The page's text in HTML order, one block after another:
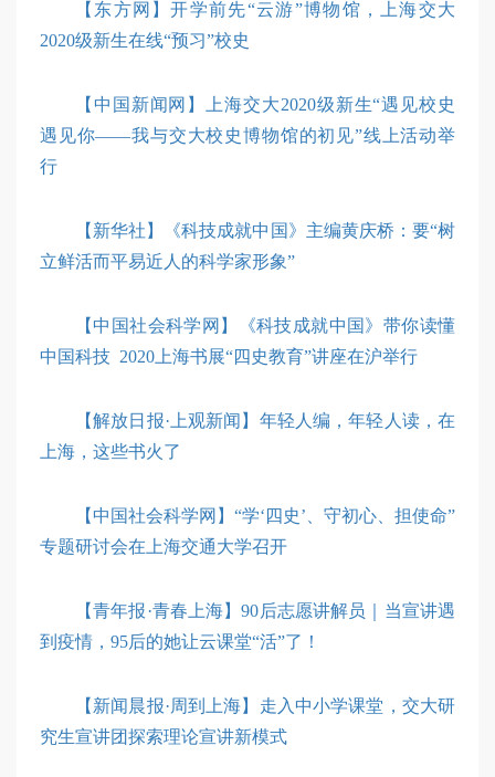
【东方网】开学前先“云游”博物馆，上海交大
2020级新生在线“预习”校史
【中国新闻网】上海交大2020级新生“遇见校史
遇见你——我与交大校史博物馆的初见”线上活动举
行
【新华社】《科技成就中国》主编黄庆桥：要“树
立鲜活而平易近人的科学家形象”
【中国社会科学网】《科技成就中国》带你读懂
中国科技 2020上海书展“四史教育”讲座在沪举行
【解放日报·上观新闻】年轻人编，年轻人读，在
上海，这些书火了
【中国社会科学网】“学‘四史’、守初心、担使命”
专题研讨会在上海交通大学召开
【青年报·青春上海】90后志愿讲解员｜当宣讲遇
到疫情，95后的她让云课堂“活”了！
【新闻晨报·周到上海】走入中小学课堂，交大研
究生宣讲团探索理论宣讲新模式